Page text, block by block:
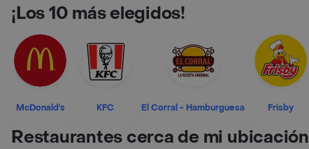
¡Los 10 más elegidos!
McDonald's KFC El Corral - Hamburguesa Frisby
Restaurantes cerca de mi ubicación